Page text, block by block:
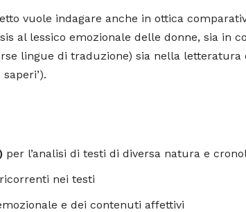
vuole indagare anche in ottica
al lessico emozionale delle donne, sia in
lingue di traduzione) sia nella letteratura
per l’analisi di testi di diversa natura e
nei testi
e dei contenuti affettivi